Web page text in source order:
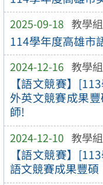
2025-09-18 教學組
114學年度高雄市
2024-12-16 教學組
【語文競賽】
外英文競賽成果
師!
2024-12-10 教學組
【語文競賽】
語文競賽成果豐